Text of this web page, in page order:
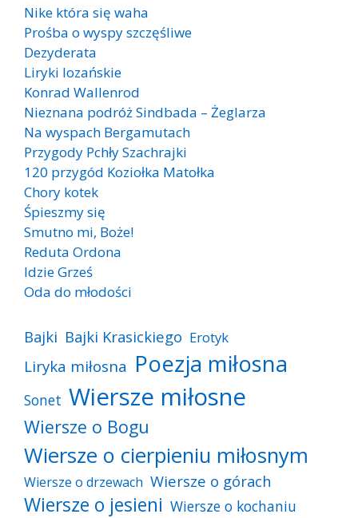
Nike która się waha
Prośba o wyspy szczęśliwe
Dezyderata
Liryki lozańskie
Konrad Wallenrod
Nieznana podróż Sindbada – Żeglarza
Na wyspach Bergamutach
Przygody Pchły Szachrajki
120 przygód Koziołka Matołka
Chory kotek
Śpieszmy się
Smutno mi, Boże!
Reduta Ordona
Idzie Grześ
Oda do młodości
Bajki Bajki Krasickiego Erotyk
Liryka miłosna Poezja miłosna
Sonet Wiersze miłosne
Wiersze o Bogu
Wiersze o cierpieniu miłosnym
Wiersze o drzewach Wiersze o górach
Wiersze o jesieni Wiersze o kochaniu